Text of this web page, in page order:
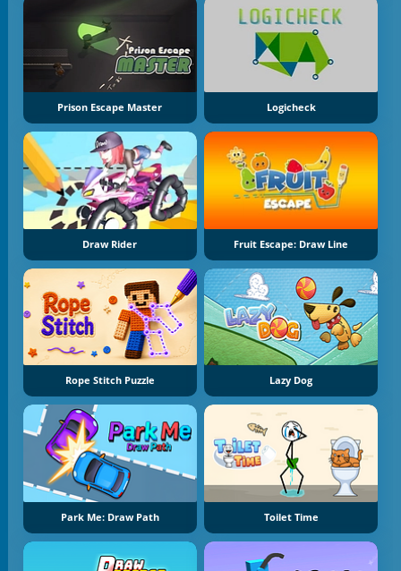
Prison Escape Master Logicheck
Draw Rider Fruit Escape: Draw Line
Rope Stitch Puzzle Lazy Dog
Park Me: Draw Path Toilet Time